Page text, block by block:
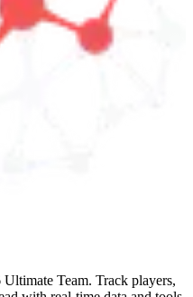
Ultimate Team. Track players,